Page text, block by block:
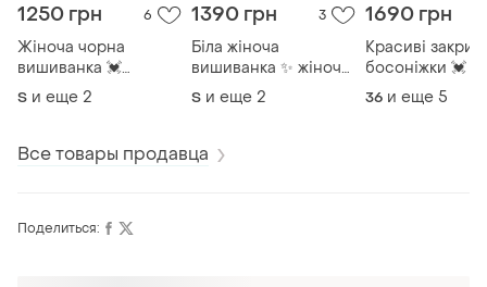
1250 грн 6
Жіноча чорна
вишиванка 💓
стильна жіноча
вишиванка 💓
S и еще 2
1390 грн 3
Біла жіноча
вишиванка ✨ жіноча
вишита блуза ✨
блуза з вишивкою ✨
S и еще 2
1690 грн
Красиві закриті
босоніжки 💓
босоніжки
каблуку 💓
36 и еще 5
Все товары продавца
Поделиться: